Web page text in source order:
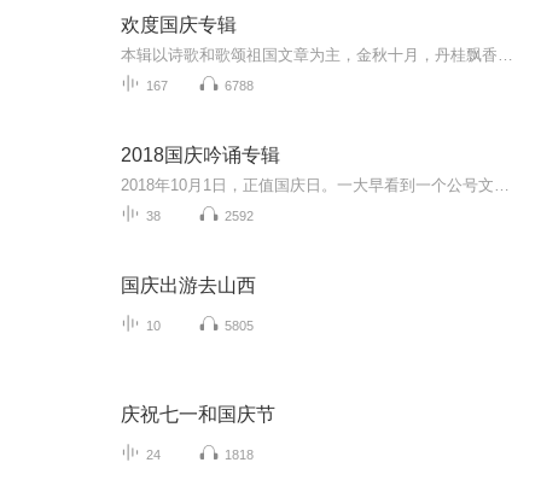
欢度国庆专辑
167 6788
2018国庆吟诵专辑
38 2592
国庆出游去山西
10 5805
庆祝七一和国庆节
24 1818